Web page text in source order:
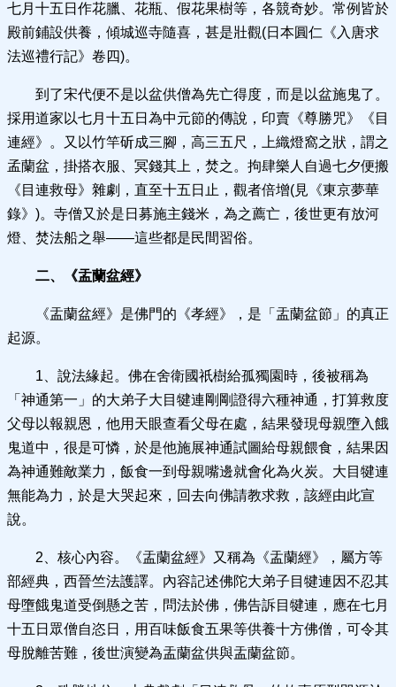
七月十五日作花臘、花瓶、假花果樹等，各競奇妙。常例皆於
殿前鋪設供養，傾城巡寺隨喜，甚是壯觀(日本圓仁《入唐求
法巡禮行記》卷四)。
到了宋代便不是以盆供僧為先亡得度，而是以盆施鬼了。
採用道家以七月十五日為中元節的傳說，印賣《尊勝咒》《目
連經》。又以竹竿斫成三腳，高三五尺，上織燈窩之狀，謂之
孟蘭盆，掛搭衣服、冥錢其上，焚之。拘肆樂人自過七夕便搬
《目連救母》雜劇，直至十五日止，觀者倍增(見《東京夢華
錄》)。寺僧又於是日募施主錢米，為之薦亡，後世更有放河
燈、焚法船之舉——這些都是民間習俗。
二、《盂蘭盆經》
《盂蘭盆經》是佛門的《孝經》，是「盂蘭盆節」的真正
起源。
1、說法緣起。佛在舍衛國祇樹給孤獨園時，後被稱為
「神通第一」的大弟子大目犍連剛剛證得六種神通，打算救度
父母以報親恩，他用天眼查看父母在處，結果發現母親墮入餓
鬼道中，很是可憐，於是他施展神通試圖給母親餵食，結果因
為神通難敵業力，飯食一到母親嘴邊就會化為火炭。大目犍連
無能為力，於是大哭起來，回去向佛請教求救，該經由此宣
說。
2、核心內容。《盂蘭盆經》又稱為《盂蘭經》，屬方等
部經典，西晉竺法護譯。內容記述佛陀大弟子目犍連因不忍其
母墮餓鬼道受倒懸之苦，問法於佛，佛告訴目犍連，應在七月
十五日眾僧自恣日，用百味飯食五果等供養十方佛僧，可令其
母脫離苦難，後世演變為盂蘭盆供與盂蘭盆節。